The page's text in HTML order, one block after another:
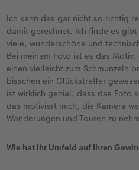
Ich kann das gar nicht so richtig
damit gerechnet. Ich finde es gibt
viele, wunderschöne und
Bei meinem Foto ist es das
einen vielleicht zum Schmunzeln
bisschen ein Glückstreffer
ist wirklich genial, dass das Foto
das motiviert mich, die Kamera
Wanderungen und Touren zu
Wie hat Ihr Umfeld auf Ihren